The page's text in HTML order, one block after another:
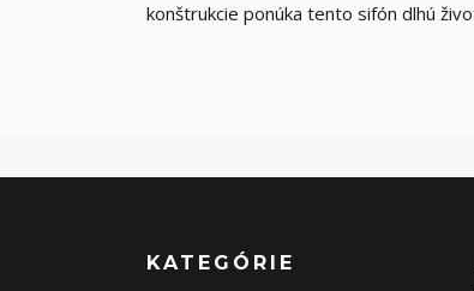
konštrukcie ponúka tento sifón dlhú
KATEGÓRIE